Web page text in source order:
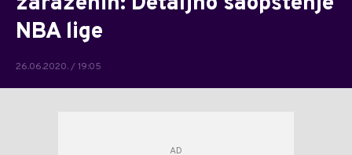
NBA lige
26.06.2020. / 19:05